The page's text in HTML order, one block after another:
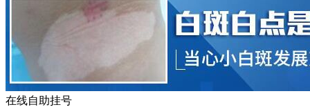
在线自助挂号